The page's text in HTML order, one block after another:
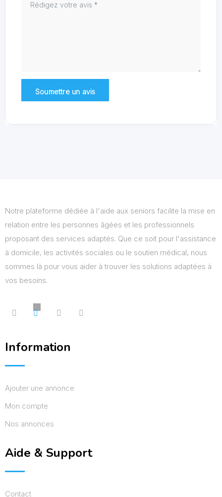
Notre plateforme dédiée à l'aide aux seniors facilite la mise en
relation entre les personnes âgées et les professionnels
proposant des services adaptés. Que ce soit pour l'assistance
à domicile, les activités sociales ou le soutien médical, nous
sommes là pour vous aider à trouver les solutions adaptées à
vos besoins.
Information
Ajouter une annonce
Mon compte
Nos annonces
Aide & Support
Contact